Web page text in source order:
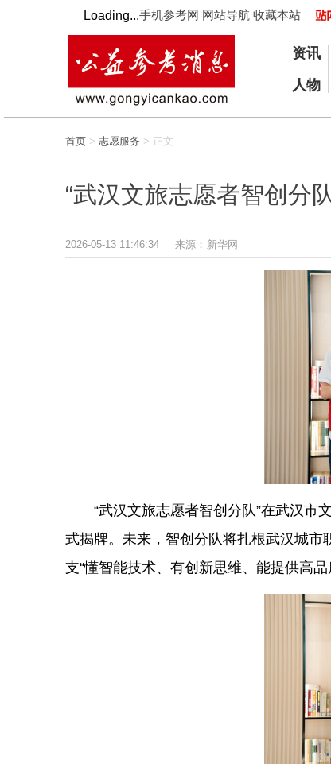
Loading...手机参考网 网站导航 收藏本站
资讯
人物
首页 > 志愿服务 > 正文
“武汉文旅志愿者智创分
2026-05-13 11:46:34 来源： 新华网
“武汉文旅志愿者智创分队”在武汉市
式揭牌。未来，智创分队将扎根武汉城
支“懂智能技术、有创新思维、能提供高品